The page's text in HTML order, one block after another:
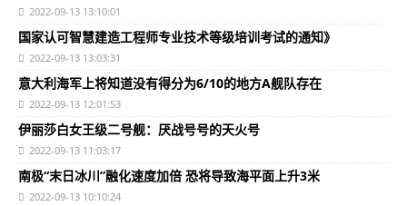
2022-09-13 13:10:01
国家认可智慧建造工程师专业技术等级培训考试的通知》
2022-09-13 13:03:31
意大利海军上将知道没有得分为6/10的地方A舰队存在
2022-09-13 12:01:53
伊丽莎白女王级二号舰：厌战号号的天火号
2022-09-13 11:03:17
南极“末日冰川”融化速度加倍 恐将导致海平面上升3米
2022-09-13 10:10:24